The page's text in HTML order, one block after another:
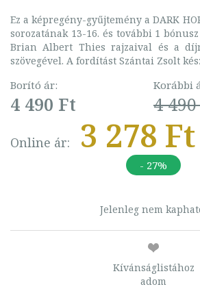
Ez a képregény-gyűjtemény a DARK
sorozatának 13-16. és további 1
Brian Albert Thies rajzaival és a
szövegével. A fordítást Szántai Zsolt
Borító ár:
4 490 Ft
Korábbi
4
Online ár: 3 278 Ft
- 27%
Jelenleg nem
Kívánságlistához
adom